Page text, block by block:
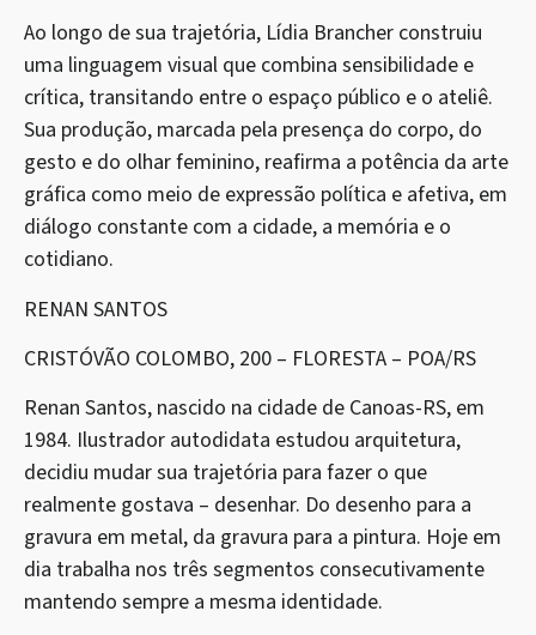
Ao longo de sua trajetória, Lídia Brancher construiu
uma linguagem visual que combina sensibilidade e
crítica, transitando entre o espaço público e o ateliê.
Sua produção, marcada pela presença do corpo, do
gesto e do olhar feminino, reafirma a potência da arte
gráfica como meio de expressão política e afetiva, em
diálogo constante com a cidade, a memória e o
cotidiano.
RENAN SANTOS
CRISTÓVÃO COLOMBO, 200 – FLORESTA – POA/RS
Renan Santos, nascido na cidade de Canoas-RS, em
1984. Ilustrador autodidata estudou arquitetura,
decidiu mudar sua trajetória para fazer o que
realmente gostava – desenhar. Do desenho para a
gravura em metal, da gravura para a pintura. Hoje em
dia trabalha nos três segmentos consecutivamente
mantendo sempre a mesma identidade.